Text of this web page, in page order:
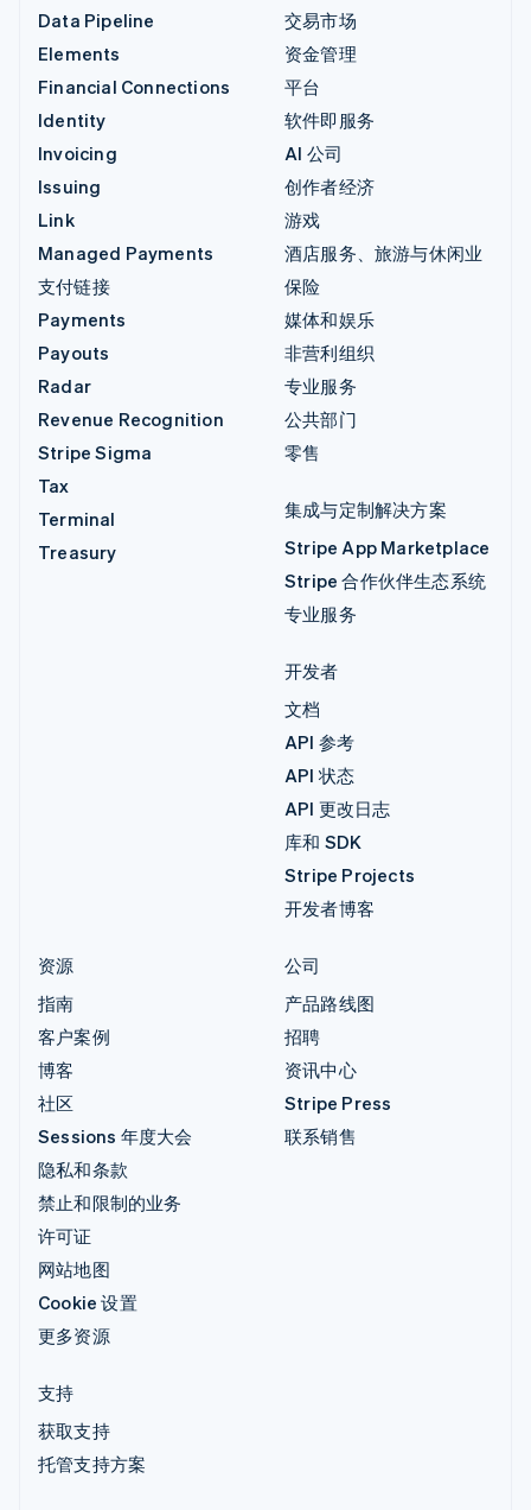
Data Pipeline
Elements
Financial Connections
Identity
Invoicing
Issuing
Link
Managed Payments
支付链接
Payments
Payouts
Radar
Revenue Recognition
Stripe Sigma
Tax
Terminal
Treasury
交易市场
资金管理
平台
软件即服务
AI 公司
创作者经济
游戏
酒店服务、旅游与休闲业
保险
媒体和娱乐
非营利组织
专业服务
公共部门
零售
集成与定制解决方案
Stripe App Marketplace
Stripe 合作伙伴生态系统
专业服务
开发者
文档
API 参考
API 状态
API 更改日志
库和 SDK
Stripe Projects
开发者博客
资源
指南
客户案例
博客
社区
Sessions 年度大会
隐私和条款
禁止和限制的业务
许可证
网站地图
Cookie 设置
更多资源
公司
产品路线图
招聘
资讯中心
Stripe Press
联系销售
支持
获取支持
托管支持方案